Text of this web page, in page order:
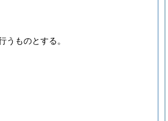
ものとする。